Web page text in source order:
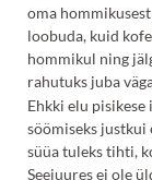
oma
loobuda, kuid
hommikul ning
rahutuks juba
Ehkki elu
söömiseks justkui
süüa tuleks tihti,
Seejuures ei ole